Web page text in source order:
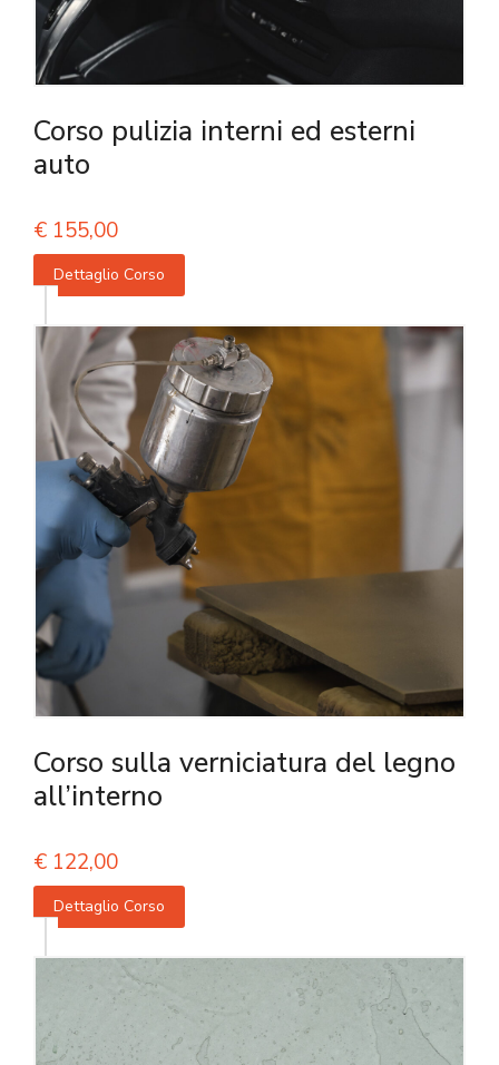
Corso pulizia interni ed esterni
auto
€ 155,00
Dettaglio Corso
Corso sulla verniciatura del legno
all’interno
€ 122,00
Dettaglio Corso